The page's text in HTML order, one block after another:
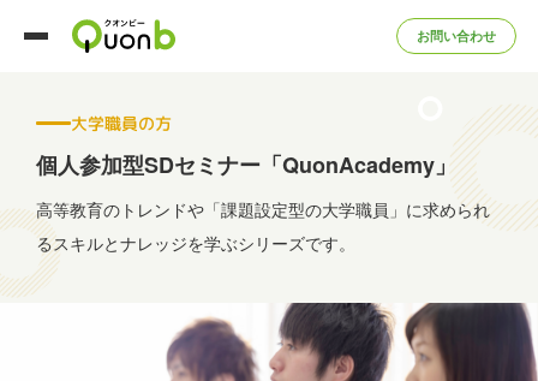
お問い合わせ
大学職員の方
個人参加型SDセミナー「QuonAcademy」
高等教育のトレンドや「課題設定型の大学職員」に求められ
るスキルとナレッジを学ぶシリーズです。